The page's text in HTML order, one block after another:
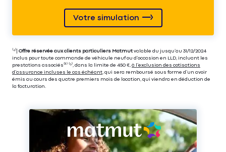
Votre simulation
⁽⁴⁾| Offre réservée aux clients particuliers Matmut valable du jusqu’au 31/12/2024
inclus pour toute commande de véhicule neuf ou d’occasion en LLD, incluant les
prestations associés⁽³⁾ ⁽⁵⁾, dans la limite de 450 €, à l’exclusion des cotisations
d’assurance incluses le cas échéant , qui sera remboursé sous forme d’un avoir
émis au cours des quatre premiers mois de location, qui viendra en déduction de
la facturation.